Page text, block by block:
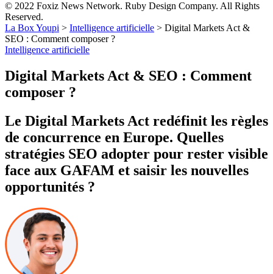
© 2022 Foxiz News Network. Ruby Design Company. All Rights
Reserved.
La Box Youpi > Intelligence artificielle > Digital Markets Act &
SEO : Comment composer ?
Intelligence artificielle
Digital Markets Act & SEO : Comment
composer ?
Le Digital Markets Act redéfinit les règles
de concurrence en Europe. Quelles
stratégies SEO adopter pour rester visible
face aux GAFAM et saisir les nouvelles
opportunités ?